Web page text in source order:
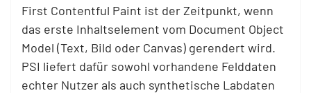
First Contentful Paint ist der Zeitpunkt, wenn
das erste Inhaltselement vom Document Object
Model (Text, Bild oder Canvas) gerendert wird.
PSI liefert dafür sowohl vorhandene Felddaten
echter Nutzer als auch synthetische Labdaten